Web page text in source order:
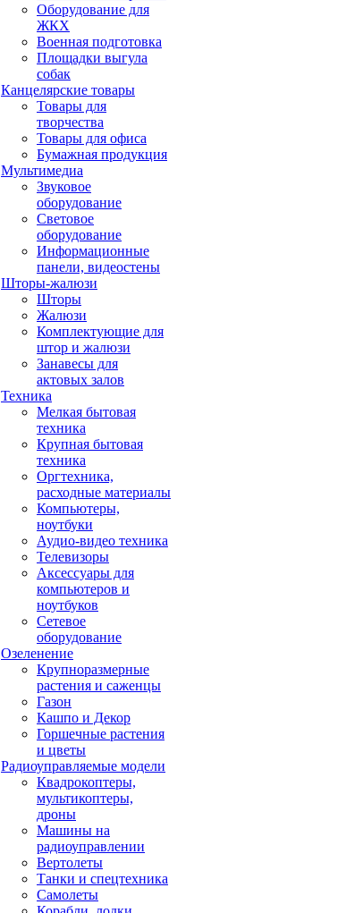
Оборудование для
ЖКХ
Военная подготовка
Площадки выгула
собак
Канцелярские товары
Товары для
творчества
Товары для офиса
Бумажная продукция
Мультимедиа
Звуковое
оборудование
Световое
оборудование
Информационные
панели, видеостены
Шторы-жалюзи
Шторы
Жалюзи
Комплектующие для
штор и жалюзи
Занавесы для
актовых залов
Техника
Мелкая бытовая
техника
Крупная бытовая
техника
Оргтехника,
расходные материалы
Компьютеры,
ноутбуки
Аудио-видео техника
Телевизоры
Аксессуары для
компьютеров и
ноутбуков
Сетевое
оборудование
Озеленение
Крупноразмерные
растения и саженцы
Газон
Кашпо и Декор
Горшечные растения
и цветы
Радиоуправляемые модели
Квадрокоптеры,
мультикоптеры,
дроны
Машины на
радиоуправлении
Вертолеты
Танки и спецтехника
Самолеты